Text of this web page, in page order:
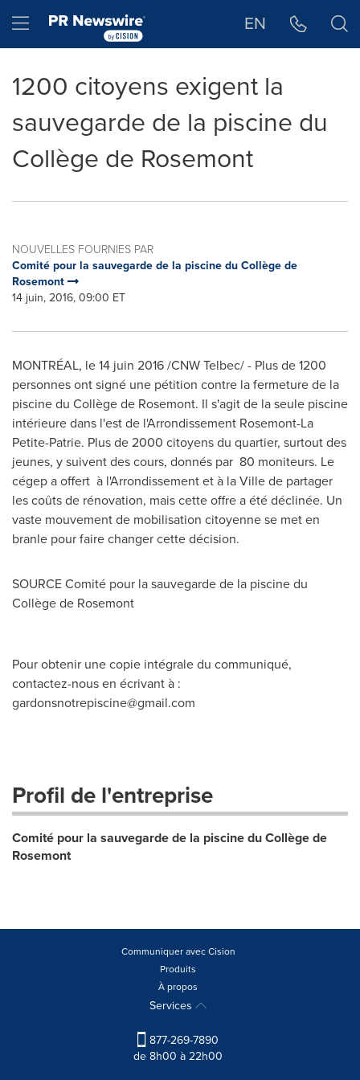
Hamburger menu EN
1200 citoyens exigent la
sauvegarde de la piscine du
Collège de Rosemont
NOUVELLES FOURNIES PAR
Comité pour la sauvegarde de la piscine du Collège de
Rosemont
14 juin, 2016, 09:00 ET
MONTRÉAL, le 14 juin 2016 /CNW Telbec/ - Plus de 1200
personnes ont signé une pétition contre la fermeture de la
piscine du Collège de Rosemont. Il s'agit de la seule piscine
intérieure dans l'est de l'Arrondissement Rosemont-La
Petite-Patrie. Plus de 2000 citoyens du quartier, surtout des
jeunes, y suivent des cours, donnés par 80 moniteurs. Le
cégep a offert à l'Arrondissement et à laVille de partager
les coûts de rénovation, mais cette offre a été déclinée. Un
vaste mouvement de mobilisation citoyenne se met en
branle pour faire changer cette décision.
SOURCE Comité pour la sauvegarde de la piscine du
Collège de Rosemont
Pour obtenir une copie intégrale du communiqué,
contactez-nous en écrivant à :
gardonsnotrepiscine@gmail.com
Profil de l'entreprise
Comité pour la sauvegarde de la piscine du Collège de
Rosemont
Communiquer avec Cision
Produits
À propos
Services
877-269-7890
de 8h00 à 22h00